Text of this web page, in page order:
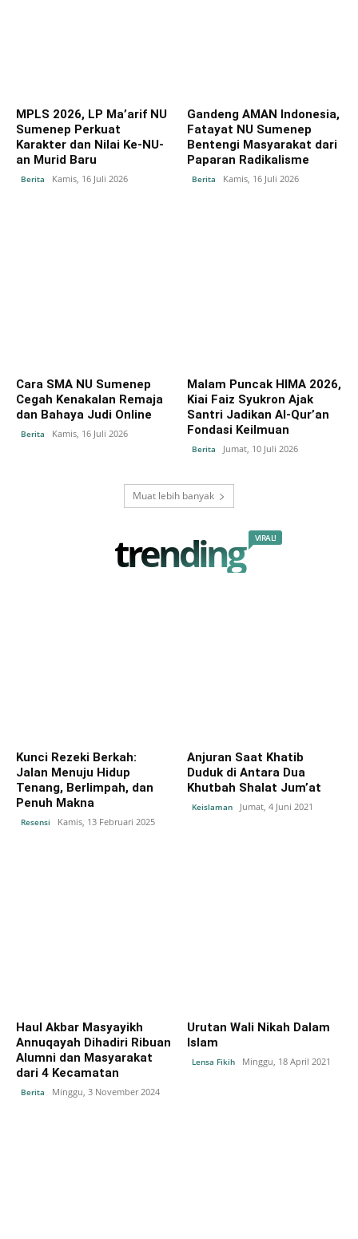
‎MPLS 2026, LP Ma’arif NU
Sumenep Perkuat
Karakter dan Nilai Ke-NU-
an Murid Baru
Berita Kamis, 16 Juli 2026
Gandeng AMAN Indonesia,
Fatayat NU Sumenep
Bentengi Masyarakat dari
Paparan Radikalisme
Berita Kamis, 16 Juli 2026
Cara SMA NU Sumenep
Cegah Kenakalan Remaja
dan Bahaya Judi Online
Berita Kamis, 16 Juli 2026
Malam Puncak HIMA 2026,
Kiai Faiz Syukron Ajak
Santri Jadikan Al-Qur’an
Fondasi Keilmuan
Berita Jumat, 10 Juli 2026
Muat lebih banyak
trending VIRAL!
Kunci Rezeki Berkah:
Jalan Menuju Hidup
Tenang, Berlimpah, dan
Penuh Makna
Resensi Kamis, 13 Februari 2025
Anjuran Saat Khatib
Duduk di Antara Dua
Khutbah Shalat Jum’at
Keislaman Jumat, 4 Juni 2021
Haul Akbar Masyayikh
Annuqayah Dihadiri Ribuan
Alumni dan Masyarakat
dari 4 Kecamatan
Berita Minggu, 3 November 2024
Urutan Wali Nikah Dalam
Islam
Lensa Fikih Minggu, 18 April 2021